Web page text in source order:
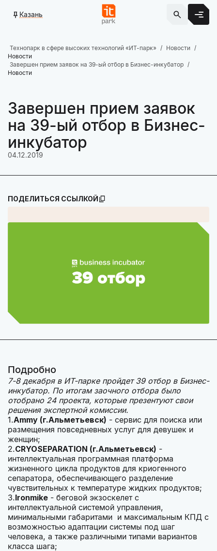
Казань
Технопарк в сфере высоких технологий «ИТ-парк»
Новости
Новости
Завершен прием заявок на 39-ый отбор в Бизнес-инкубатор
Новости
Завершен прием заявок
на 39-ый отбор в Бизнес-
инкубатор
04.12.2019
ПОДЕЛИТЬСЯ ССЫЛКОЙ
Подробно
7-8 декабря в ИТ-парке пройдет 39 отбор в Бизнес-
инкубатор. По итогам заочного отбора было
отобрано 24 проекта, которые презентуют свои
решения экспертной комиссии.
1.Ammy (г.Альметьевск) - сервис для поиска или
размещения повседневных услуг для девушек и
женщин;
2.CRYOSEPARATION (г.Альметьевск) -
интеллектуальная программная платформа
жизненного цикла продуктов для криогенного
сепаратора, обеспечивающего разделение
чувствительных к температуре жидких продуктов;
3.Ironmike - беговой экзоскелет с
интеллектуальной системой управления,
минимальными габаритами и максимальным КПД с
возможностью адаптации системы под шаг
человека, а также различными типами вариантов
класса шага;